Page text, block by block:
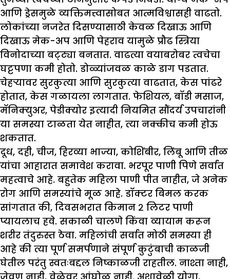
आणि ड्रेसमुळे व्यक्तिमत्त्वासोबत आत्मविश्वासही वाढतो.
लोकांच्या नजरेत दिसण्यासाठी केवळ दिखाऊ आणि
दिखाऊ मेक-अप आणि पेहराव यामुळे प्रौढ स्त्रिया
विनोदाच्या बट्ट्या बनतात. वाढत्या वयाबरोबर त्वचेचा
घट्टपणा कमी होतो. डोळ्यांजवळ काळे डाग पडतात.
चेहऱ्यावर सुरकुत्या आणि सुरकुत्या वाढतात, केस पांढरे
होतात, केस गळायला लागतात. फेशियल, बॉडी मसाज,
मॅनिक्युअर, पेडीक्योर इत्यादी नियमित सौंदर्य उपचारांनी
या समस्या टाळता येत नाहीत, त्या नक्कीच कमी होऊ
शकतात.
दूध, दही, चीज, हिरव्या भाज्या, कोशिंबीर, लिंबू आणि तीळ
यांचा आहारात समावेश करावा. भरपूर पाणी पिणे सर्वात
महत्वाचे आहे. बहुतेक महिला पाणी पीत नाहीत, जे अनेक
रोग आणि समस्यांचे मूळ आहे. डॉक्टर बिमल करक
सांगतात की, दिवसभरात किमान २ लिटर पाणी
प्यायलाच हवे. सकाळी चालणे किंवा व्यायाम करून
शरीर तंदुरुस्त ठेवा. महिलांची सर्वात मोठी समस्या ही
आहे की त्या पूर्ण समर्पणाने संपूर्ण कुटुंबाची काळजी
घेतील परंतु स्वतःबद्दल निष्काळजी राहतील. नाश्ता नाही,